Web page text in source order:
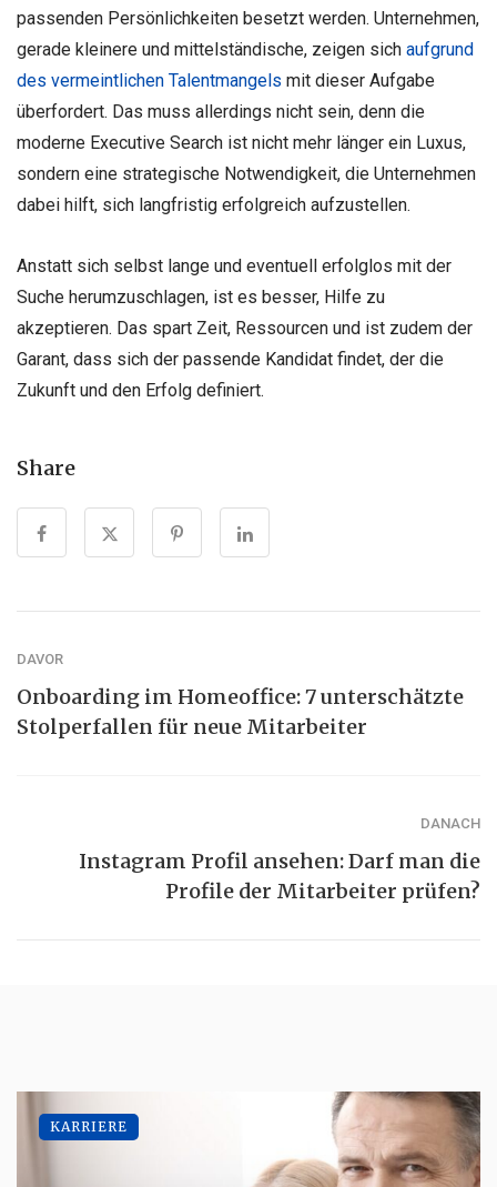
passenden Persönlichkeiten besetzt werden. Unternehmen,
gerade kleinere und mittelständische, zeigen sich aufgrund
des vermeintlichen Talentmangels mit dieser Aufgabe
überfordert. Das muss allerdings nicht sein, denn die
moderne Executive Search ist nicht mehr länger ein Luxus,
sondern eine strategische Notwendigkeit, die Unternehmen
dabei hilft, sich langfristig erfolgreich aufzustellen.
Anstatt sich selbst lange und eventuell erfolglos mit der
Suche herumzuschlagen, ist es besser, Hilfe zu
akzeptieren. Das spart Zeit, Ressourcen und ist zudem der
Garant, dass sich der passende Kandidat findet, der die
Zukunft und den Erfolg definiert.
Share
DAVOR
Onboarding im Homeoffice: 7 unterschätzte
Stolperfallen für neue Mitarbeiter
DANACH
Instagram Profil ansehen: Darf man die
Profile der Mitarbeiter prüfen?
KARRIERE